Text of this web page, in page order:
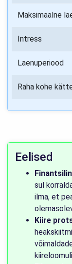
Maksimaalne
Intress
Laenuperiood
Raha kohe
Eelised
sul
ilma, et
Kiire